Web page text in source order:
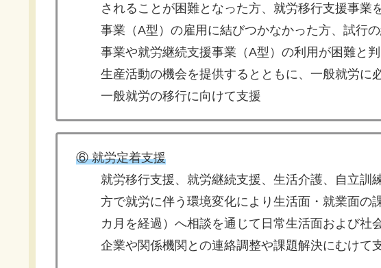
されることが困難となった方、就労移行支援事業
事業（A型）の雇用に結びつかなかった方、試行の
事業や就労継続支援事業（A型）の利用が困難と判
生産活動の機会を提供するとともに、一般就労に
一般就労の移行に向けて支援
⑥ 就労定着支援
就労移行支援、就労継続支援、生活介護、自立訓
方で就労に伴う環境変化により生活面・就業面の
カ月を経過）へ相談を通じて日常生活面および社
企業や関係機関との連絡調整や課題解決にむけて